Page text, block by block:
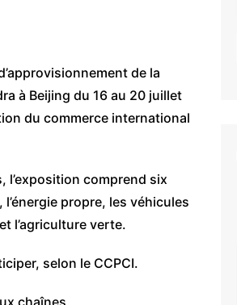
de la
à Beijing du 16 au 20 juillet
du commerce international
l’exposition comprend six
propre, les véhicules
l’agriculture verte.
selon le CCPCI.
chaînes